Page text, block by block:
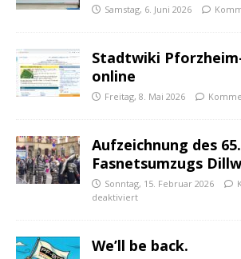
Samstag, 6. Juni 2026
Stadtwiki
online
Freitag, 8. Mai 2026
Aufzeichnung des 65.
Fasnetsumzugs
Sonntag, 15. Februar 2026
deaktiviert
We’ll be back.